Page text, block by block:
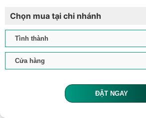
Chọn mua tại chi nhánh
ĐẶT NGAY